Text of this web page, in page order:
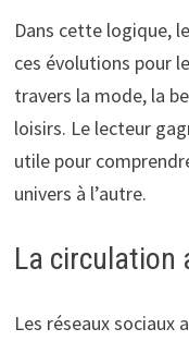
Dans cette logique,
ces évolutions pour
travers la mode, la
loisirs. Le lecteur
utile pour
univers à l’autre.
La circulation
Les réseaux sociaux